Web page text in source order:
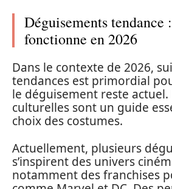
Déguisements tendance
fonctionne en 2026
Dans le contexte de 2026,
tendances est primordial
le déguisement reste actuel.
culturelles sont un guide
choix des costumes.
Actuellement, plusieurs
s’inspirent des univers
notamment des franchises